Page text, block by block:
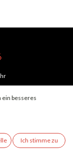
besseres
Ich stimme zu